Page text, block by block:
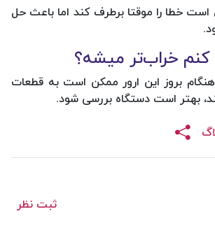
خطا را موقتا برطرف کند اما باعث حل
کنم خراب‌تر میشه؟
بروز این ارور ممکن است به قطعات
بهتر است دستگاه بررسی شود.
ثبت نظر